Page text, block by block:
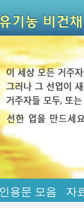
인용문 모음 자